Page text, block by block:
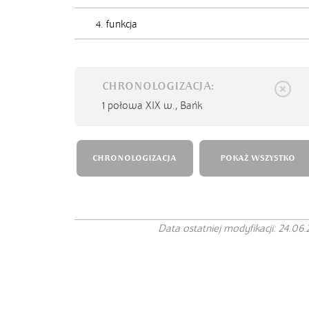
4. funkcja
CHRONOLOGIZACJA:
1 połowa XIX w., Bańk
CHRONOLOGIZACJA POKAŻ WSZYSTKO
Data ostatniej modyfikacji: